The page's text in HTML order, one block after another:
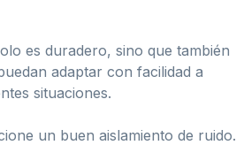
es duradero, sino que también
adaptar con facilidad a
situaciones.
un buen aislamiento de ruido.